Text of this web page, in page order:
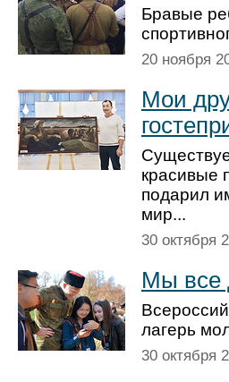
Бравые
20 ноября
Мои
красивые
подарил
мир...
30 октября
Мы все
лагерь
30 октября